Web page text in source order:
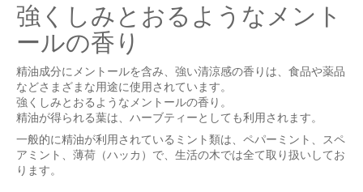
強くしみとおるようなメント
ールの香り
精油成分にメントールを含み、強い清涼感の香りは、食品や薬品
などさまざまな用途に使用されています。
強くしみとおるようなメントールの香り。
精油が得られる葉は、ハーブティーとしても利用されます。
一般的に精油が利用されているミント類は、ペパーミント、スペ
アミント、薄荷（ハッカ）で、生活の木では全て取り扱いしてお
ります。